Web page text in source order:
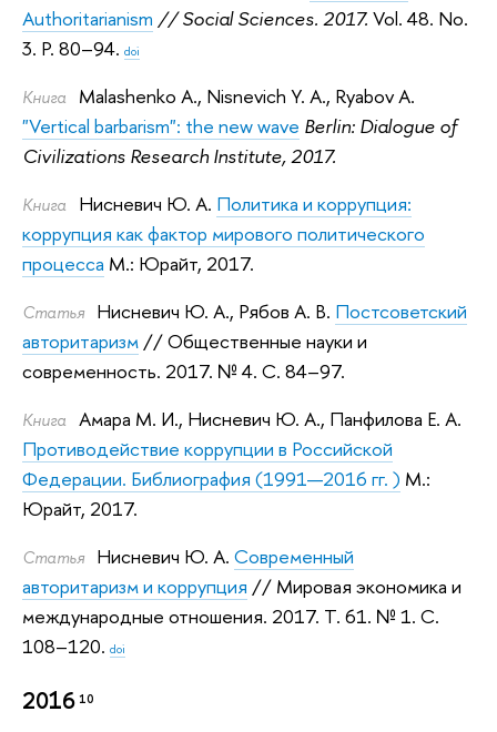
Authoritarianism // Social Sciences. 2017. Vol. 48. No.
3. P. 80–94. doi
Книга Malashenko A., Nisnevich Y. A., Ryabov A.
"Vertical barbarism": the new wave Berlin: Dialogue of
Civilizations Research Institute, 2017.
Книга Нисневич Ю. А. Политика и коррупция:
коррупция как фактор мирового политического
процесса М.: Юрайт, 2017.
Статья Нисневич Ю. А., Рябов А. В. Постсоветский
авторитаризм // Общественные науки и
современность. 2017. № 4. С. 84–97.
Книга Амара М. И., Нисневич Ю. А., Панфилова Е. А.
Противодействие коррупции в Российской
Федерации. Библиография (1991—2016 гг. ) М.:
Юрайт, 2017.
Статья Нисневич Ю. А. Современный
авторитаризм и коррупция // Мировая экономика и
международные отношения. 2017. Т. 61. № 1. С.
108–120. doi
201610